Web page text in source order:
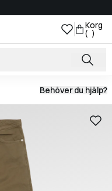
Korg
( )
Behöver du hjälp?